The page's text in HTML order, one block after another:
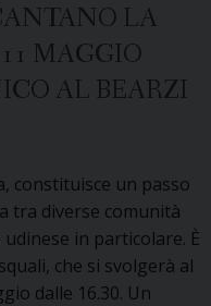
LA
MAGGIO
AL BEARZI
constituisce un passo
tra diverse comunità
in particolare. È
che si svolgerà al
dalle 16.30. Un